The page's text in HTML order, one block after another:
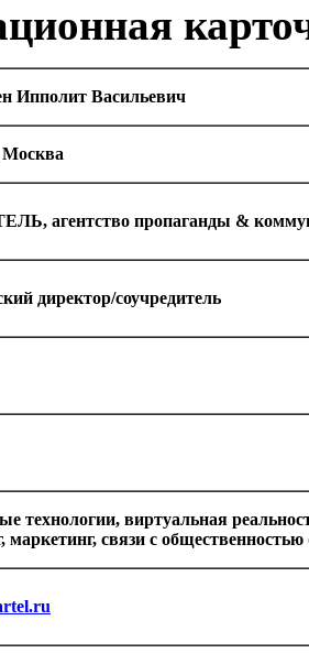
Ипполит Васильевич
Москва
агентство пропаганды &
директор/соучредитель
технологии, виртуальная
маркетинг, связи с общественностью